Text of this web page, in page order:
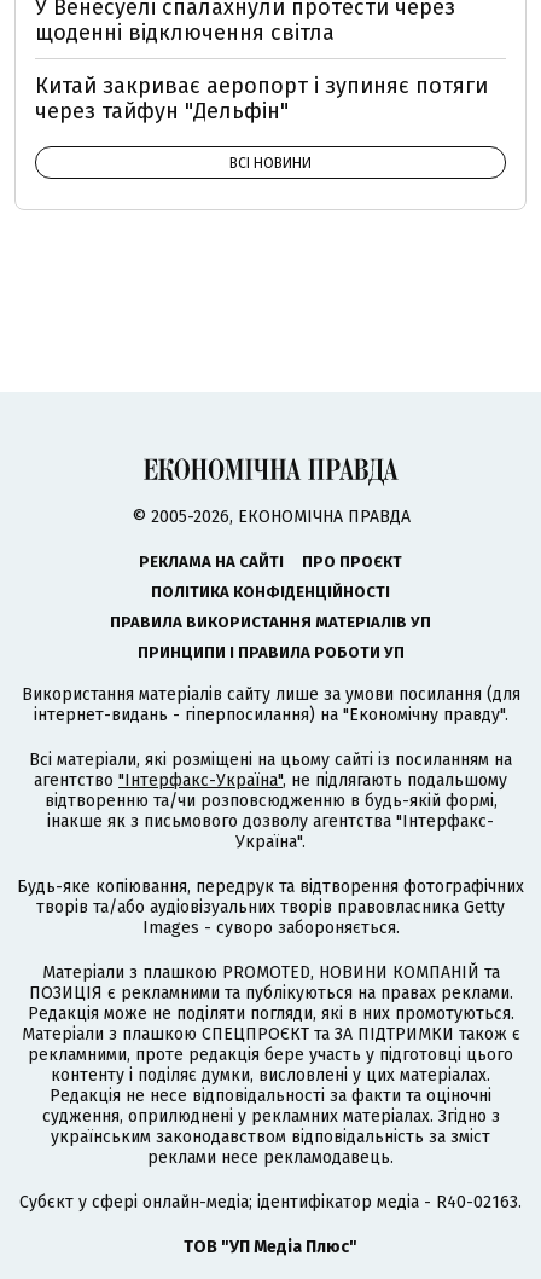
У Венесуелі спалахнули протести через
щоденні відключення світла
Китай закриває аеропорт і зупиняє потяги
через тайфун "Дельфін"
ВСІ НОВИНИ
© 2005-2026, ЕКОНОМІЧНА ПРАВДА
РЕКЛАМА НА САЙТІ
ПРО ПРОЄКТ
ПОЛІТИКА КОНФІДЕНЦІЙНОСТІ
ПРАВИЛА ВИКОРИСТАННЯ МАТЕРІАЛІВ УП
ПРИНЦИПИ І ПРАВИЛА РОБОТИ УП
Використання матеріалів сайту лише за умови посилання (для
інтернет-видань - гіперпосилання) на "Економічну правду".
Всі матеріали, які розміщені на цьому сайті із посиланням на
агентство "Інтерфакс-Україна", не підлягають подальшому
відтворенню та/чи розповсюдженню в будь-якій формі,
інакше як з письмового дозволу агентства "Інтерфакс-
Україна".
Будь-яке копіювання, передрук та відтворення фотографічних
творів та/або аудіовізуальних творів правовласника Getty
Images - суворо забороняється.
Матеріали з плашкою PROMOTED, НОВИНИ КОМПАНІЙ та
ПОЗИЦІЯ є рекламними та публікуються на правах реклами.
Редакція може не поділяти погляди, які в них промотуються.
Матеріали з плашкою СПЕЦПРОЄКТ та ЗА ПІДТРИМКИ також є
рекламними, проте редакція бере участь у підготовці цього
контенту і поділяє думки, висловлені у цих матеріалах.
Редакція не несе відповідальності за факти та оціночні
судження, оприлюднені у рекламних матеріалах. Згідно з
українським законодавством відповідальність за зміст
реклами несе рекламодавець.
Cубєкт у сфері онлайн-медіа; ідентифікатор медіа - R40-02163.
ТОВ "УП Медіа Плюс"